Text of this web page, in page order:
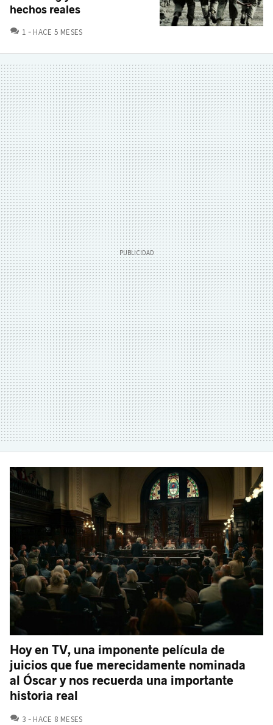
hechos reales
1 COMENTARIOS
HACE 5 MESES
Hoy en TV, una imponente película de
juicios que fue merecidamente nominada
al Óscar y nos recuerda una importante
historia real
3 COMENTARIOS
HACE 8 MESES